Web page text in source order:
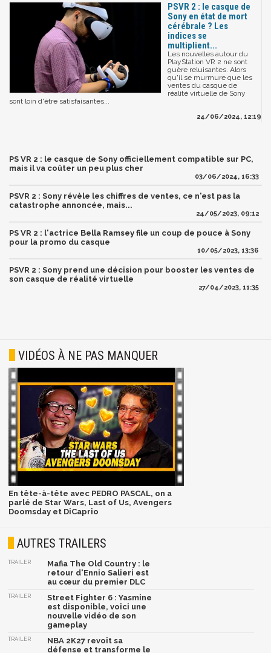
PSVR 2 : le casque de
Sony en état de mort
cérébrale ? Les
indices se
multiplient...
Les nouvelles autour du
PlayStation VR 2 ne sont
guère reluisantes. Alors
qu'il se murmure que les
ventes du casque de
réalité virtuelle de Sony
sont loin d'être satisfaisantes...
24/06/2024, 12:19
PS VR 2 : le casque de Sony officiellement compatible sur PC,
mais il va coûter un peu plus cher
03/06/2024, 16:33
PSVR 2 : Sony révèle les chiffres de ventes, ce n'est pas la
catastrophe annoncée, mais...
24/05/2023, 09:12
PS VR 2 : l'actrice Bella Ramsey file un coup de pouce à Sony
pour la promo du casque
10/05/2023, 13:36
PSVR 2 : Sony prend une décision pour booster les ventes de
son casque de réalité virtuelle
27/04/2023, 11:35
VIDÉOS À NE PAS MANQUER
En tête-à-tête avec PEDRO PASCAL, on a
parlé de Star Wars, Last of Us, Avengers
Doomsday et DiCaprio
AUTRES TRAILERS
TRAILER
Mafia The Old Country : le
retour d'Ennio Salieri est
au cœur du premier DLC
TRAILER
Street Fighter 6 : Yasmine
est disponible, voici une
nouvelle vidéo de son
gameplay
TRAILER
NBA 2K27 revoit sa
défense et transforme le